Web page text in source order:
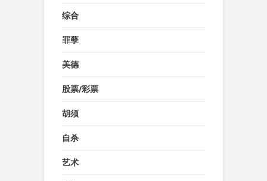
综合
罪孽
美德
股票/彩票
胡须
自杀
艺术